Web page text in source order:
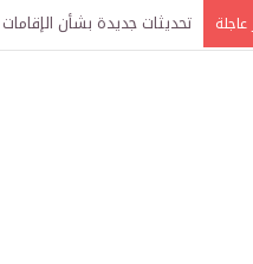
عاجلة من هم أكبر المستفيدين إذا